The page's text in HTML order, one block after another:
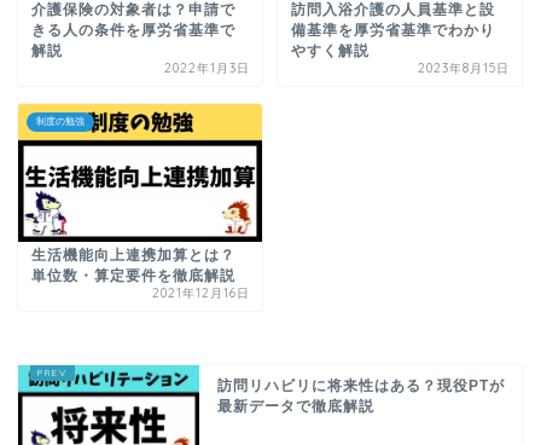
介護保険の対象者は？申請で
きる人の条件を厚労省基準で
解説
2022年1月3日
訪問入浴介護の人員基準と設
備基準を厚労省基準でわかり
やすく解説
2023年8月15日
制度の勉強
生活機能向上連携加算とは？
単位数・算定要件を徹底解説
2021年12月16日
訪問リハビリに将来性はある？現役PTが
最新データで徹底解説